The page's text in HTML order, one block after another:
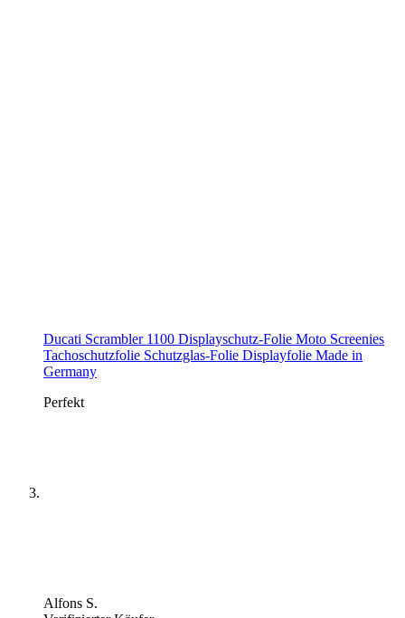
Ducati Scrambler 1100 Displayschutz-Folie Moto Screenies
Tachoschutzfolie Schutzglas-Folie Displayfolie Made in
Germany
Perfekt
Alfons S.